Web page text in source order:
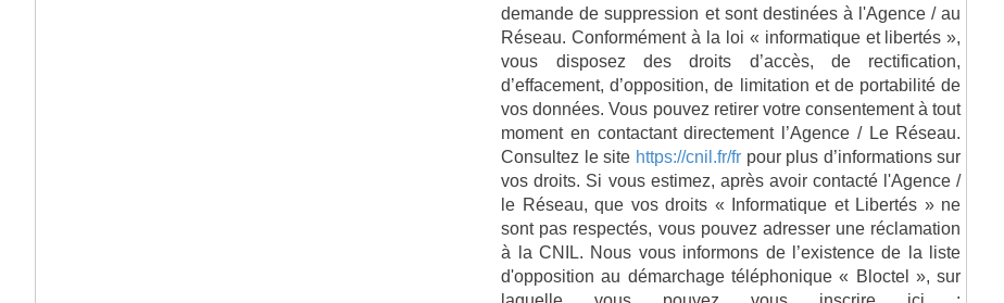
demande de suppression et sont destinées à l'Agence / au
Réseau. Conformément à la loi « informatique et libertés »,
vous disposez des droits d’accès, de rectification,
d’effacement, d’opposition, de limitation et de portabilité de
vos données. Vous pouvez retirer votre consentement à tout
moment en contactant directement l’Agence / Le Réseau.
Consultez le site https://cnil.fr/frpour plus d’informations sur
vos droits. Si vous estimez, après avoir contacté l'Agence /
le Réseau, que vos droits « Informatique et Libertés » ne
sont pas respectés, vous pouvez adresser une réclamation
à la CNIL. Nous vous informons de l’existence de la liste
d'opposition au démarchage téléphonique « Bloctel », sur